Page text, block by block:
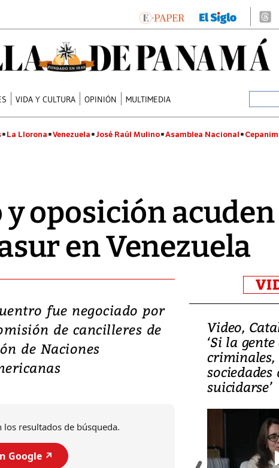
VIDA Y CULTURA OPINIÓN MULTIMEDIA
La Llorona Venezuela José Raúl Mulino Asamblea Nacional Cepanim
oposición acuden
en Venezuela
fue negociado por
de cancilleres de
de Naciones
resultados de búsqueda.
Google ↗️
Video, Japón: Terremoto
deja heridos y graves
daños en Kumamoto
Video,
‘Si la
criminales,
sociedades
suicidarse’